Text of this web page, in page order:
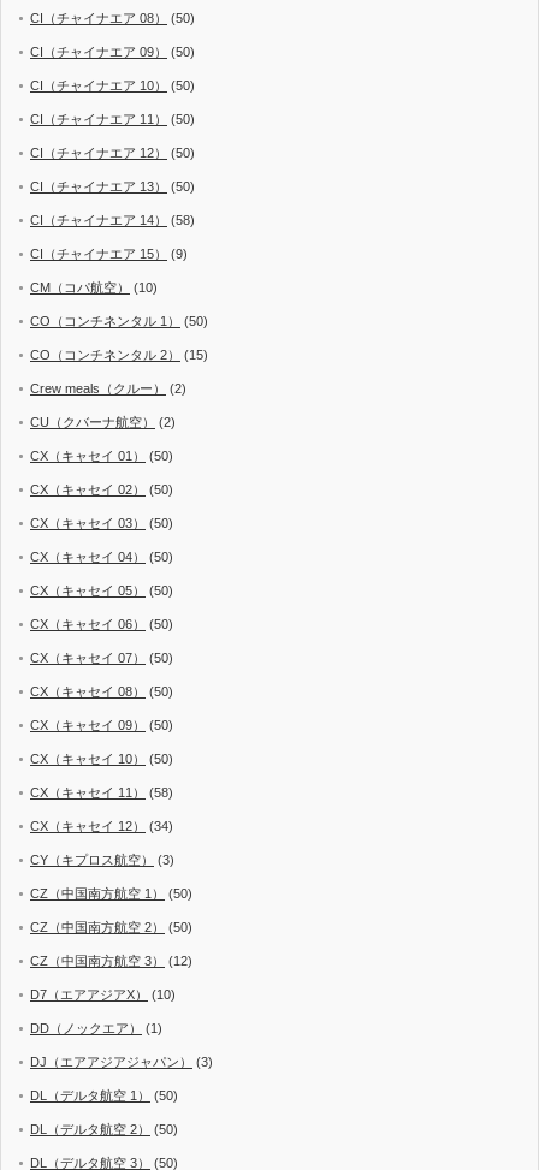
CI（チャイナエア 08） (50)
CI（チャイナエア 09） (50)
CI（チャイナエア 10） (50)
CI（チャイナエア 11） (50)
CI（チャイナエア 12） (50)
CI（チャイナエア 13） (50)
CI（チャイナエア 14） (58)
CI（チャイナエア 15） (9)
CM（コパ航空） (10)
CO（コンチネンタル 1） (50)
CO（コンチネンタル 2） (15)
Crew meals（クルー） (2)
CU（クバーナ航空） (2)
CX（キャセイ 01） (50)
CX（キャセイ 02） (50)
CX（キャセイ 03） (50)
CX（キャセイ 04） (50)
CX（キャセイ 05） (50)
CX（キャセイ 06） (50)
CX（キャセイ 07） (50)
CX（キャセイ 08） (50)
CX（キャセイ 09） (50)
CX（キャセイ 10） (50)
CX（キャセイ 11） (58)
CX（キャセイ 12） (34)
CY（キプロス航空） (3)
CZ（中国南方航空 1） (50)
CZ（中国南方航空 2） (50)
CZ（中国南方航空 3） (12)
D7（エアアジアX） (10)
DD（ノックエア） (1)
DJ（エアアジアジャパン） (3)
DL（デルタ航空 1） (50)
DL（デルタ航空 2） (50)
DL（デルタ航空 3） (50)